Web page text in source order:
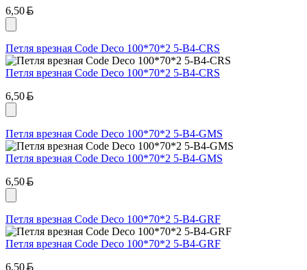
6,50
Петля врезная Code Deco 100*70*2 5-B4-CRS
Петля врезная Code Deco 100*70*2 5-B4-CRS
6,50
Петля врезная Code Deco 100*70*2 5-B4-GMS
Петля врезная Code Deco 100*70*2 5-B4-GMS
6,50
Петля врезная Code Deco 100*70*2 5-B4-GRF
Петля врезная Code Deco 100*70*2 5-B4-GRF
6,50